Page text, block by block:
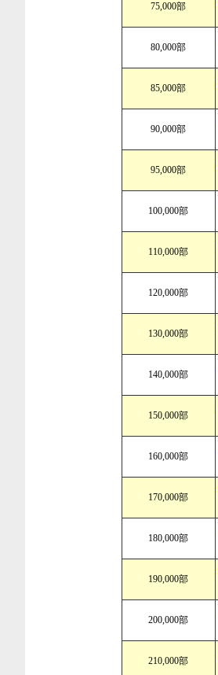
75,000部
80,000部
85,000部
90,000部
95,000部
100,000部
110,000部
120,000部
130,000部
140,000部
150,000部
160,000部
170,000部
180,000部
190,000部
200,000部
210,000部